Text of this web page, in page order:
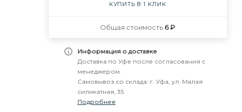
КУПИТЬ В 1 КЛИК
Общая стоимость 6 ₽
Информация о доставке
Доставка по Уфе после согласования с
менеджером.
Самовывоз со склада: г. Уфа, ул. Малая
силикатная, 35
Подробнее